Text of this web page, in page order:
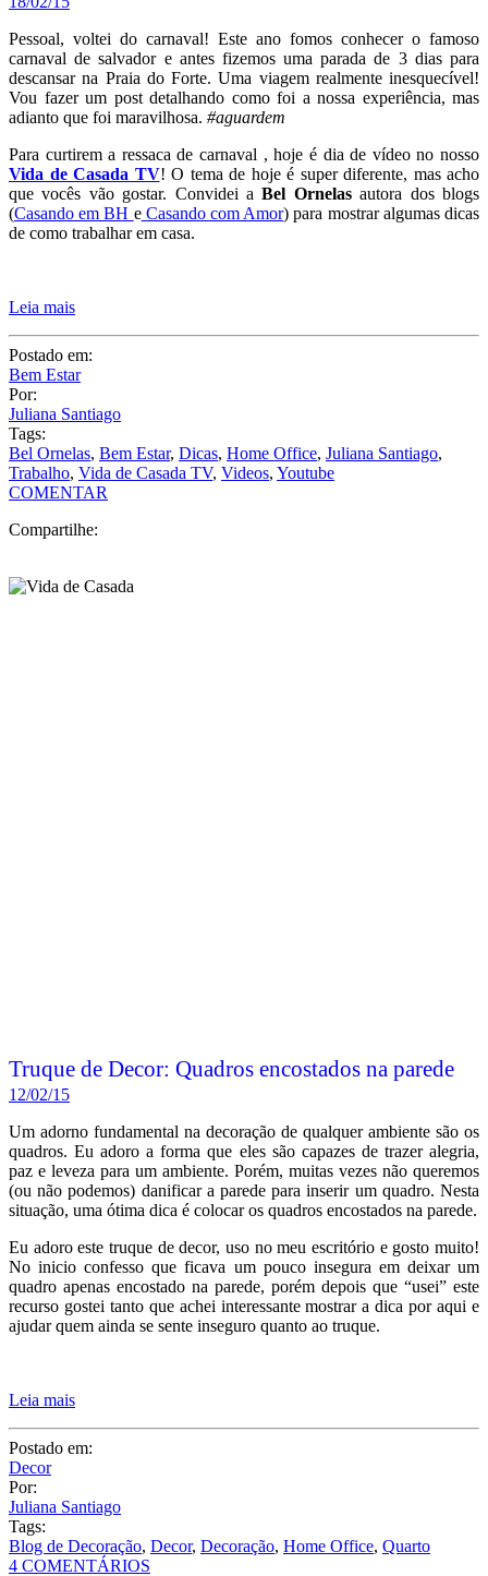
Pessoal, voltei do carnaval! Este ano fomos conhecer o famoso
carnaval de salvador e antes fizemos uma parada de 3 dias para
descansar na Praia do Forte. Uma viagem realmente inesquecível!
Vou fazer um post detalhando como foi a nossa experiência, mas
adianto que foi maravilhosa. #aguardem
Para curtirem a ressaca de carnaval , hoje é dia de vídeo no nosso
Vida de Casada TV! O tema de hoje é super diferente, mas acho
que vocês vão gostar. Convidei aBel Ornelas autora dos blogs
(Casando em BH eCasando com Amor) para mostrar algumas dicas
de como trabalhar em casa.
Leia mais
Postado em:
Bem Estar
Por:
Juliana Santiago
Tags:
Bel Ornelas, Bem Estar, Dicas, Home Office, Juliana Santiago,
Trabalho, Vida de Casada TV, Videos, Youtube
COMENTAR
Compartilhe:
Truque de Decor: Quadros encostados na parede
12/02/15
Um adorno fundamental na decoração de qualquer ambiente são os
quadros. Eu adoro a forma que eles são capazes de trazer alegria,
paz e leveza para um ambiente. Porém, muitas vezes não queremos
(ou não podemos) danificar a parede para inserir um quadro. Nesta
situação, uma ótima dica é colocar os quadros encostados na parede.
Eu adoro este truque de decor, uso no meu escritório e gosto muito!
No inicio confesso que ficava um pouco insegura em deixar um
quadro apenas encostado na parede, porém depois que “usei” este
recurso gostei tanto que achei interessante mostrar a dica por aqui e
ajudar quem ainda se sente inseguro quanto ao truque.
Leia mais
Postado em:
Decor
Por:
Juliana Santiago
Tags:
Blog de Decoração, Decor, Decoração, Home Office, Quarto
4 COMENTÁRIOS